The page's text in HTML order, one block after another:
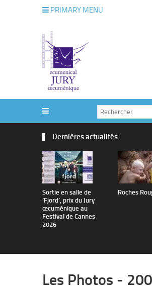
PRIMARY MENU
Dernières actualités
Sortie en salle de
’Fjord’, prix du Jury
œcuménique au
Festival de Cannes
2026
Roches
Les Photos -